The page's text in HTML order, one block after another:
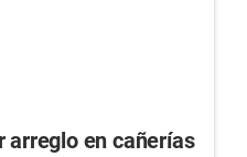
arreglo en cañerías